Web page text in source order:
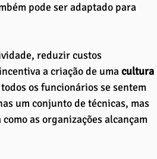
pode ser adaptado para
reduzir custos
a criação de uma cultura
os funcionários se sentem
um conjunto de técnicas, mas
as organizações alcançam